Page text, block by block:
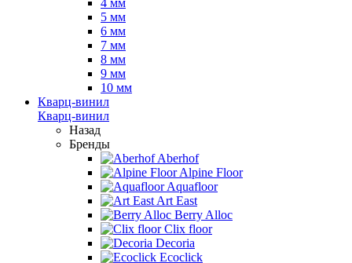
4 мм
5 мм
6 мм
7 мм
8 мм
9 мм
10 мм
Кварц-винил
Кварц-винил
Назад
Бренды
Aberhof
Alpine Floor
Aquafloor
Art East
Berry Alloc
Clix floor
Decoria
Ecoclick